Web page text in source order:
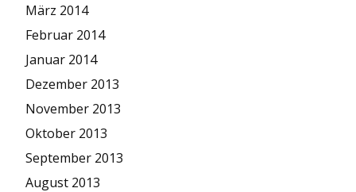
März 2014
Februar 2014
Januar 2014
Dezember 2013
November 2013
Oktober 2013
September 2013
August 2013